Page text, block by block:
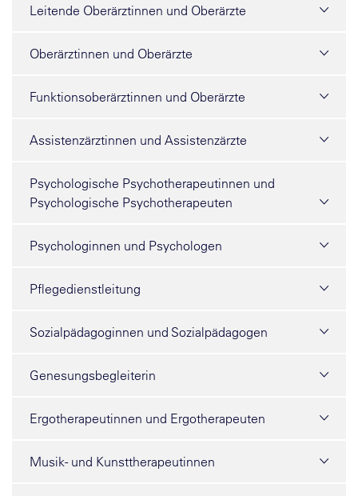
Leitende Oberärztinnen und Oberärzte
Oberärztinnen und Oberärzte
Funktionsoberärztinnen und Oberärzte
Assistenzärztinnen und Assistenzärzte
Psychologische Psychotherapeutinnen und
Psychologische Psychotherapeuten
Psychologinnen und Psychologen
Pflegedienstleitung
Sozialpädagoginnen und Sozialpädagogen
Genesungsbegleiterin
Ergotherapeutinnen und Ergotherapeuten
Musik- und Kunsttherapeutinnen